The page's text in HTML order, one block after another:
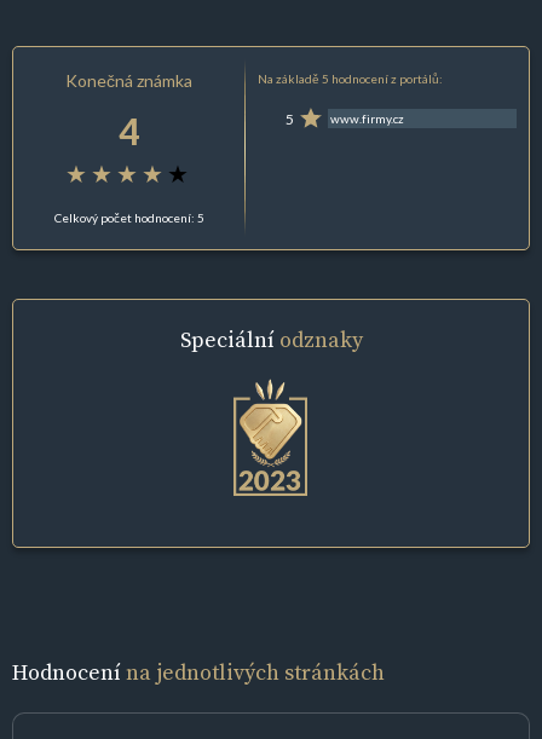
Konečná známka
4
Celkový počet hodnocení: 5
Na základě 5 hodnocení z portálů:
5 www.firmy.cz
Speciální odznaky
Hodnocenína jednotlivých stránkách